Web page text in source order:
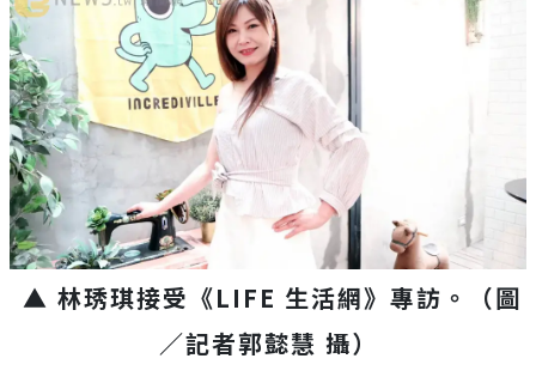
▲ 林琇琪接受《LIFE 生活網》專訪。
（圖
／記者郭懿慧 攝）